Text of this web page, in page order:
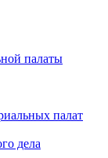
палаты
палат
дела